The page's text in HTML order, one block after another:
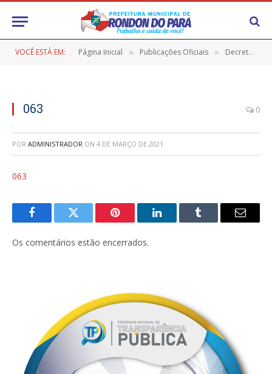
VOCÊ ESTÁ EM: Página Inicial » Publicações Oficiais » Decretos
063 0
POR ADMINISTRADOR ON 4 DE MARÇO DE 2021
063
FacebookTwitter Pinterest LinkedInTumblr
E-
Os comentários estão encerrados.